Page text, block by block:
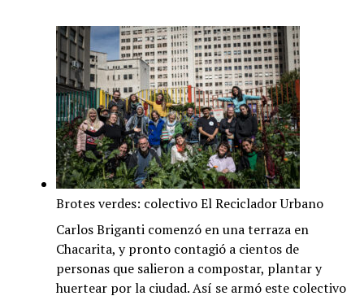
en
Exaltación
de
la
Cruz:
La
exaltación
presidencial
Brotes verdes: colectivo El Reciclador Urbano
Carlos Briganti comenzó en una terraza en
Chacarita, y pronto contagió a cientos de
personas que salieron a compostar, plantar y
huertear por la ciudad. Así se armó este colectivo